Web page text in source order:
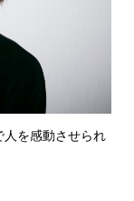
を感動させられ